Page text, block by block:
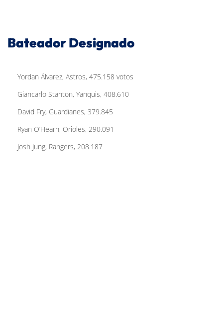
Bateador Designado
Yordan Álvarez, Astros, 475.158 votos
Giancarlo Stanton, Yanquis, 408.610
David Fry, Guardianes, 379.845
Ryan O’Hearn, Orioles, 290.091
Josh Jung, Rangers, 208.187